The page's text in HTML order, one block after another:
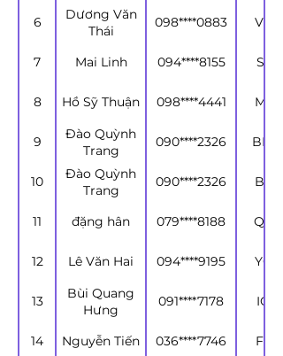
6
Dương Văn
Thái
098****0883
7 Mai Linh 094****8155
8 Hồ Sỹ Thuận 098****4441
9
Đào Quỳnh
Trang
090****2326
10
Đào Quỳnh
Trang
090****2326
11 đặng hân 079****8188
12 Lê Văn Hai 094****9195
13
Bùi Quang
Hưng
091****7178
14 Nguyễn Tiến 036****7746